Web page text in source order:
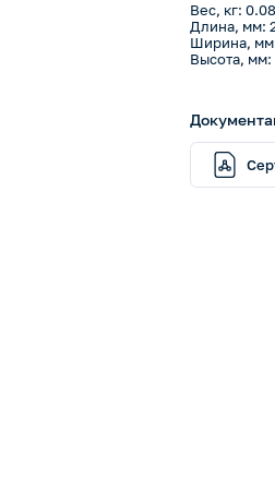
Вес, кг:
Длина, мм:
Ширина,
Высота, мм: